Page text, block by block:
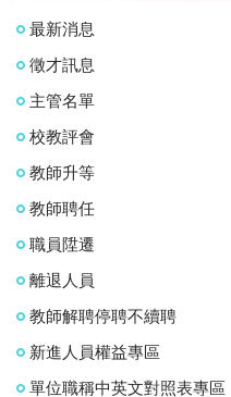
最新消息
徵才訊息
主管名單
校教評會
教師升等
教師聘任
職員陞遷
離退人員
教師解聘停聘不續聘
新進人員權益專區
單位職稱中英文對照表專區